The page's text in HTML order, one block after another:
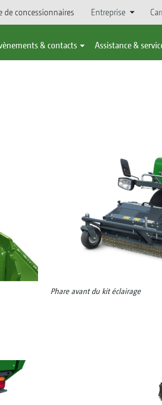
de concessionnaires Entreprise
& contacts Assistance &
Phare avant du kit éclairage